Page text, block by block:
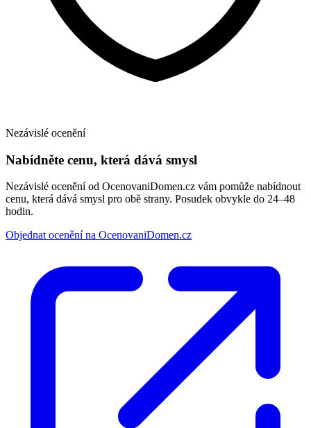
Nezávislé ocenění
Nabídněte cenu, která dává smysl
Nezávislé ocenění od OcenovaniDomen.cz vám pomůže nabídnout
cenu, která dává smysl pro obě strany. Posudek obvykle do 24–48
hodin.
Objednat ocenění na OcenovaniDomen.cz